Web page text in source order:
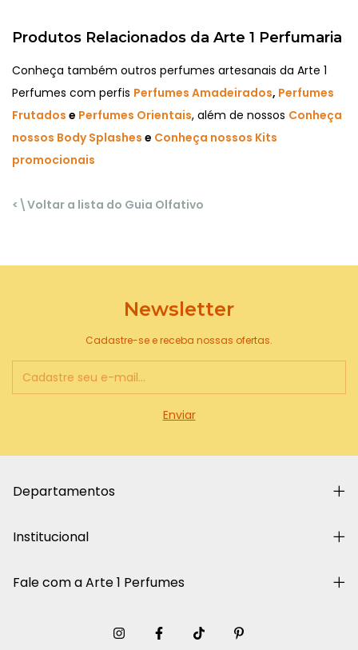
Produtos Relacionados da Arte 1 Perfumaria
Conheça também outros perfumes artesanais da Arte 1
Perfumes com perfis Perfumes Amadeirados, Perfumes
Frutados e Perfumes Orientais, além de nossos Conheça
nossos Body Splashes e Conheça nossos Kits
promocionais
<\Voltar a lista do Guia Olfativo
Newsletter
Cadastre-se e receba nossas ofertas.
Departamentos
Institucional
Fale com a Arte 1 Perfumes